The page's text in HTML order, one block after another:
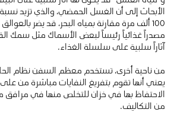
الأبحاث إلى أن الغسل الحمضي، والذي تزيد
100 ألف مرة مقارنة بمياه البحر، قد يضر
مصدراً غذائياً رئيساً لبعض الأسماك مثل سمك
آثاراً سلبية على سلسلة الغذاء.
من ناحية أخرى، تستخدم معظم السفن نظام
يعني أنها تقوم بتفريغ النفايات مباشرة من
الاحتفاظ بها في خزان للتخلص منها في مرافق
من التكاليف.